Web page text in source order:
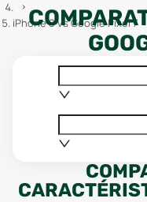
iPhone 8 vs Google Pixel 7